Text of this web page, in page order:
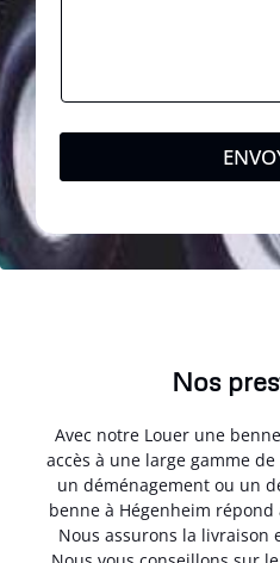
Nos
Avec notre Louer une
accès à une large gamme
un déménagement ou un
benne à Hégenheim
Nous assurons la livraison